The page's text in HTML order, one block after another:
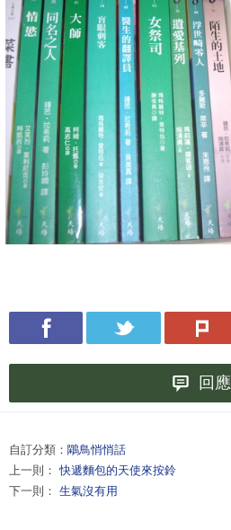
回應
自訂分類： 鷴鳥悄悄話
上一則：快遞麵包的天使來按鈴
下一則： 生氣沒有用